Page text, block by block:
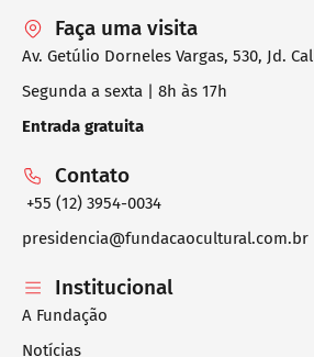
Faça uma visita
Av. Getúlio Dorneles Vargas, 530, Jd.
Segunda a sexta | 8h às 17h
Entrada gratuita
Contato
+55 (12) 3954-0034
presidencia@fundacaocultural.com.br
Institucional
A Fundação
Notícias